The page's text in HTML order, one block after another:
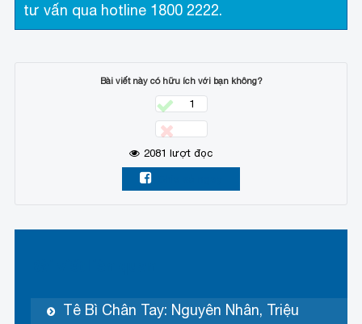
tư vấn qua hotline 1800 2222.
Bài viết này có hữu ích với bạn không?
1
2081 lượt đọc
Tê Bì Chân Tay: Nguyên Nhân, Triệu